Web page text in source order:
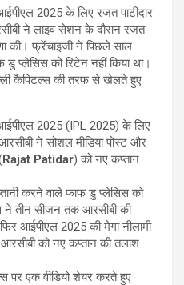
2025 के लिए रजत पाटीदार
ने लाइव सेशन के दौरान रजत
की। फ्रेंचाइजी ने पिछले साल
प्‍लेसिस को रिटेन नहीं किया था।
कैपिटल्‍स की तरफ से खेलते हुए
2025 (IPL 2025) के लिए
ने सोशल मीडिया पोस्‍ट और
Rajat Patidar) को नए कप्‍तान
करने वाले फाफ डु प्‍लेसिस को
ने तीन सीजन तक आरसीबी की
आईपीएल 2025 की मेगा नीलामी
को नए कप्‍तान की तलाश
पर एक वीडियो शेयर करते हुए